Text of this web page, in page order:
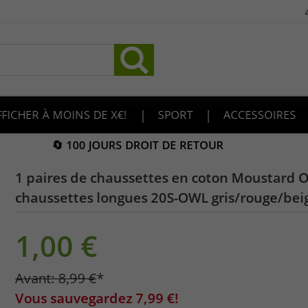
À MOINS DE X€! | SPORT | ACCESSOIRES
🔄 100 JOURS DROIT DE RETOUR
1 paires de chaussettes en coton Moustard
chaussettes longues 20S-OWL gris/rouge/
1,00 €
Avant:8,99€*
Vous sauvegardez7,99 €!